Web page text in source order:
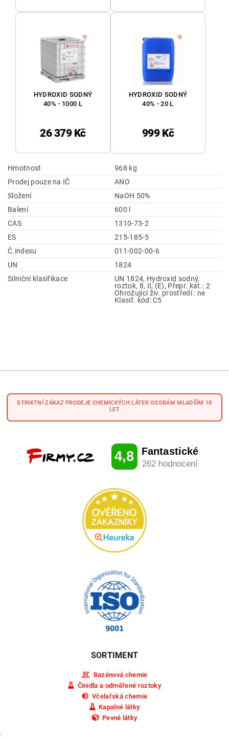
HYDROXID SODNÝ
40% - 1000 L
26 379 Kč
HYDROXID SODNÝ
40% - 20 L
999 Kč
Hmotnost
968 kg
Prodej pouze na IČ
ANO
Složení
NaOH 50%
Balení
600 l
CAS
1310-73-2
ES
215-185-5
Č.indexu
011-002-00-6
UN
1824
Silniční klasifikace
UN 1824, Hydroxid sodný,
roztok, 8, II, (E), Přepr. kat.: 2
Ohrožující živ. prostředí : ne
Klasif. kód: C5
STRIKTNÍ ZÁKAZ PRODEJE CHEMICKÝCH LÁTEK OSOBÁM MLADŠÍM 18
LET
SORTIMENT
Bazénová chemie
Činidla a odměřené roztoky
Včelařská chemie
Kapalné látky
Pevné látky